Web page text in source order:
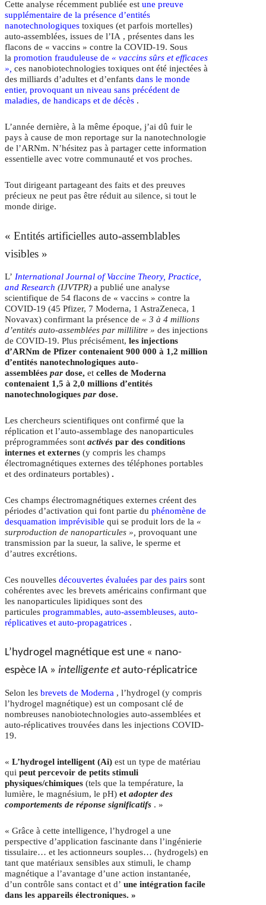
Cette analyse récemment publiée est une preuve
supplémentaire de la présence d’entités
nanotechnologiques toxiques (et parfois mortelles)
auto-assemblées, issues de l’IA , présentes dans les
flacons de « vaccins » contre la COVID-19. Sous
la promotion frauduleuse de « vaccins sûrs et efficaces
», ces nanobiotechnologies toxiques ont été injectées à
des milliards d’adultes et d’enfants dans le monde
entier, provoquant un niveau sans précédent de
maladies, de handicaps et de décès .
L’année dernière, à la même époque, j’ai dû fuir le
pays à cause de mon reportage sur la nanotechnologie
de l’ARNm. N’hésitez pas à partager cette information
essentielle avec votre communauté et vos proches.
Tout dirigeant partageant des faits et des preuves
précieux ne peut pas être réduit au silence, si tout le
monde dirige.
« Entités artificielles auto-assemblables
visibles »
L’ International Journal of Vaccine Theory, Practice,
and Research (IJVTPR) a publié une analyse
scientifique de 54 flacons de « vaccins » contre la
COVID-19 (45 Pfizer, 7 Moderna, 1 AstraZeneca, 1
Novavax) confirmant la présence de « 3 à 4 millions
d’entités auto-assemblées par millilitre » des injections
de COVID-19. Plus précisément, les injections
d’ARNm de Pfizer contenaient 900 000 à 1,2 million
d’entités nanotechnologiques auto-
assemblées par dose, et celles de Moderna
contenaient 1,5 à 2,0 millions d’entités
nanotechnologiques par dose.
Les chercheurs scientifiques ont confirmé que la
réplication et l’auto-assemblage des nanoparticules
préprogrammées sont activés par des conditions
internes et externes (y compris les champs
électromagnétiques externes des téléphones portables
et des ordinateurs portables) .
Ces champs électromagnétiques externes créent des
périodes d’activation qui font partie du phénomène de
desquamation imprévisible qui se produit lors de la «
surproduction de nanoparticules », provoquant une
transmission par la sueur, la salive, le sperme et
d’autres excrétions.
Ces nouvelles découvertes évaluées par des pairs sont
cohérentes avec les brevets américains confirmant que
les nanoparticules lipidiques sont des
particules programmables, auto-assembleuses, auto-
réplicatives et auto-propagatrices .
L’hydrogel magnétique est une « nano-
espèce IA » intelligente et auto-réplicatrice
Selon les brevets de Moderna , l’hydrogel (y compris
l’hydrogel magnétique) est un composant clé de
nombreuses nanobiotechnologies auto-assemblées et
auto-réplicatives trouvées dans les injections COVID-
19.
« L’hydrogel intelligent (Ai) est un type de matériau
qui peut percevoir de petits stimuli
physiques/chimiques (tels que la température, la
lumière, le magnésium, le pH) et adopter des
comportements de réponse significatifs . »
« Grâce à cette intelligence, l’hydrogel a une
perspective d’application fascinante dans l’ingénierie
tissulaire… et les actionneurs souples… (hydrogels) en
tant que matériaux sensibles aux stimuli, le champ
magnétique a l’avantage d’une action instantanée,
d’un contrôle sans contact et d’ une intégration facile
dans les appareils électroniques. »